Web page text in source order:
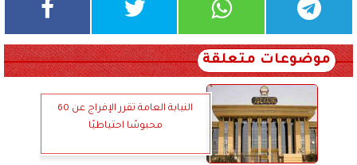
موضوعات متعلقة
النيابة العامة تقرر الإفراج عن 60
محبوسًا احتياطيًا